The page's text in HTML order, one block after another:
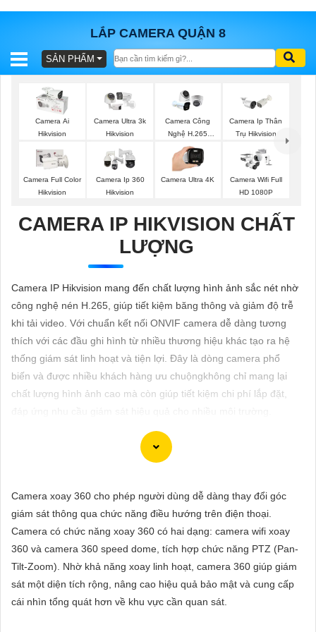
LẮP CAMERA QUẬN 8
BÁO
TRỌN
SẢN
LẮP
ĐẶT
PHỤ
KIỆN
VẤN
DỊCH
VỤ
SẢN PHẨM
Camera Ai
Hikvision
Camera Ultra 3k
Hikvision
Camera Công
Nghệ H.265
Hikvision
Camera Ip Thân
Trụ Hikvision
Camera Full Color
Hikvision
Camera Ip 360
Hikvision
Camera Ultra 4K
Camera Wifi Full
HD 1080P
CAMERA IP HIKVISION CHẤT
LƯỢNG
Camera IP Hikvision mang đến chất lượng hình ảnh sắc nét nhờ
công nghệ nén H.265, giúp tiết kiệm băng thông và giảm độ trễ
khi tải video. Với chuẩn kết nối ONVIF camera dễ dàng tương
thích với các đầu ghi hình từ nhiều thương hiệu khác tạo ra hệ
thống giám sát linh hoạt và tiện lợi. Đây là dòng camera phổ
biến và được nhiều khách hàng ưu chuộngkhông chỉ mang lại
chất lượng hình ảnh cao mà còn giúp tiết kiệm chi phí lắp đặt,
Dĩ nhiên! Dưới đây là tư vấn về việc lắp đặt Camera IP hình sắt,
Camera xoay 360 cho phép người dùng dễ dàng thay đổi góc
giám sát thông qua chức năng điều hướng trên điện thoại.
Camera có chức năng xoay 360 có hai dạng: camera wifi xoay
360 và camera 360 speed dome, tích hợp chức năng PTZ (Pan-
Tilt-Zoom). Nhờ khả năng xoay linh hoạt, camera 360 giúp giám
sát một diện tích rộng, nâng cao hiệu quả bảo mật và cung cấp
cái nhìn tổng quát hơn về khu vực cần quan sát.